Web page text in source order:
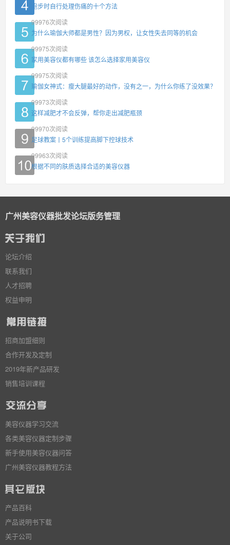
跑步时自行处理伤痛的十个方法
99976次阅读
为什么瑜伽大师都是男性？因为男权，让女性失去同等的机会
99975次阅读
家用美容仪都有哪些 该怎么选择家用美容仪
99975次阅读
瑜伽女神式：瘦大腿最好的动作，没有之一，为什么你练了没效果？
99973次阅读
这样减肥才不会反弹，帮你走出减肥瓶颈
99970次阅读
足球教案丨5个训练提高脚下控球技术
99963次阅读
根据不同的肤质选择合适的美容仪器
广州美容仪器批发论坛版务管理
论坛介绍
联系我们
人才招聘
权益申明
招商加盟细则
合作开发及定制
2019年新产品研发
销售培训课程
美容仪器学习交流
各类美容仪器定制步骤
新手使用美容仪器问答
广州美容仪器教程方法
产品百科
产品说明书下载
关于公司